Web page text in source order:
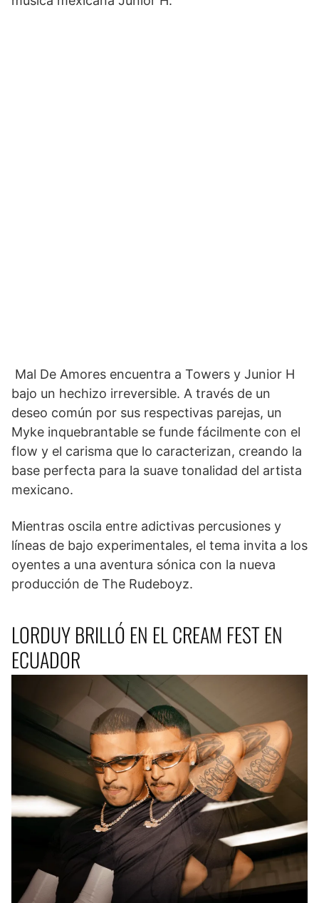
Mal De Amores encuentra a Towers y Junior H
bajo un hechizo irreversible. A través de un
deseo común por sus respectivas parejas, un
Myke inquebrantable se funde fácilmente con el
flow y el carisma que lo caracterizan, creando la
base perfecta para la suave tonalidad del artista
mexicano.
Mientras oscila entre adictivas percusiones y
líneas de bajo experimentales, el tema invita a los
oyentes a una aventura sónica con la nueva
producción de The Rudeboyz.
LORDUY BRILLÓ EN EL CREAM FEST EN
ECUADOR